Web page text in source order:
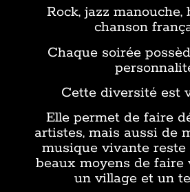
Rock, jazz manouche,
chanson
Chaque soirée
Cette diversité est
Elle permet de faire
artistes, mais aussi de
musique vivante reste
beaux moyens de faire
un village et un